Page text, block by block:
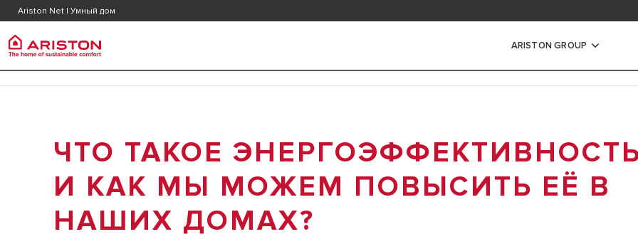
Ariston Net | Умный дом
ARISTON GROUP
КОТЛЫ
АКСЕССУАРЫ ДЛЯ КОТЛОВ
ARISTON NET | УМНЫЙ ДОМ
КОНДЕНСАЦИОННЫЕ КОТЛЫ
ЧТО ТАКОЕ
И КАК МЫ МОЖЕМ ПОВЫСИТЬ ЕЁ В
НАШИХ ДОМАХ?